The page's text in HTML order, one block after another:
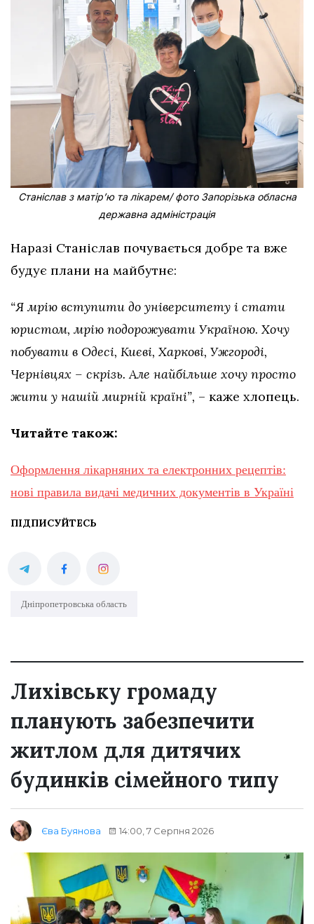
Станіслав з матірʼю та лікарем/ фото Запорізька обласна
державна адміністрація
Наразі Станіслав почувається добре та вже
будує плани на майбутнє:
“Я мрію вступити до університету і стати
юристом, мрію подорожувати Україною. Хочу
побувати в Одесі, Києві, Харкові, Ужгороді,
Чернівцях – скрізь. Але найбільше хочу просто
жити у нашій мирній країні”, – каже хлопець.
Читайте також:
Оформлення лікарняних та електронних рецептів:
нові правила видачі медичних документів в Україні
ПІДПИСУЙТЕСЬ
Дніпропетровська область
Лихівську громаду
планують забезпечити
житлом для дитячих
будинків сімейного типу
Єва Буянова 14:00, 7 Серпня 2026